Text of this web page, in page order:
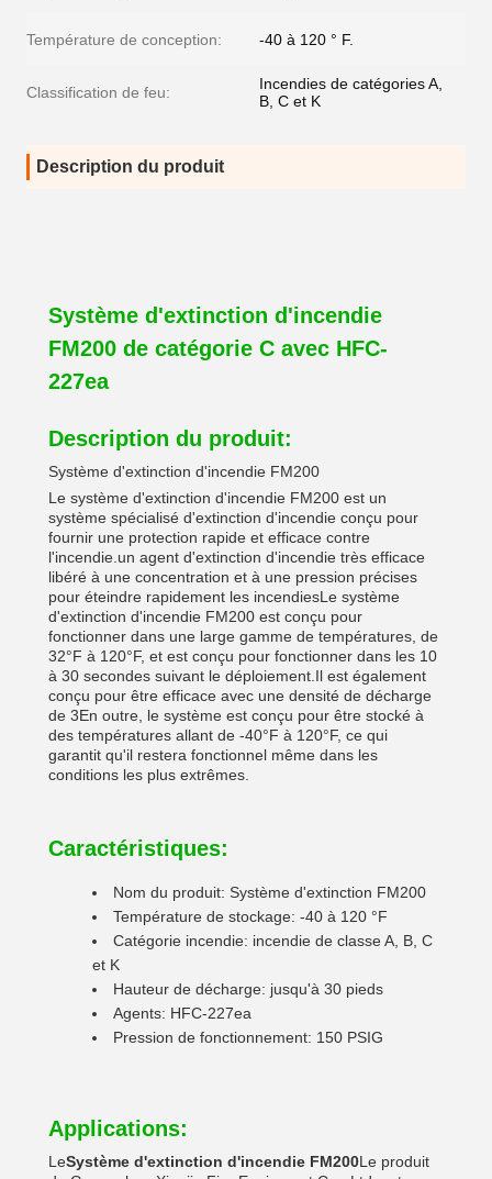
Température de conception: -40 à 120 ° F.
Classification de feu:
Incendies de catégories A,
B, C et K
Description du produit
Système d'extinction d'incendie
FM200 de catégorie C avec HFC-
227ea
Description du produit:
Système d'extinction d'incendie FM200
Le système d'extinction d'incendie FM200 est un
système spécialisé d'extinction d'incendie conçu pour
fournir une protection rapide et efficace contre
l'incendie.un agent d'extinction d'incendie très efficace
libéré à une concentration et à une pression précises
pour éteindre rapidement les incendiesLe système
d'extinction d'incendie FM200 est conçu pour
fonctionner dans une large gamme de températures, de
32°F à 120°F, et est conçu pour fonctionner dans les 10
à 30 secondes suivant le déploiement.Il est également
conçu pour être efficace avec une densité de décharge
de 3En outre, le système est conçu pour être stocké à
des températures allant de -40°F à 120°F, ce qui
garantit qu'il restera fonctionnel même dans les
conditions les plus extrêmes.
Caractéristiques:
Nom du produit: Système d'extinction FM200
Température de stockage: -40 à 120 °F
Catégorie incendie: incendie de classe A, B, C
et K
Hauteur de décharge: jusqu'à 30 pieds
Agents: HFC-227ea
Pression de fonctionnement: 150 PSIG
Applications:
LeSystème d'extinction d'incendie FM200Le produit